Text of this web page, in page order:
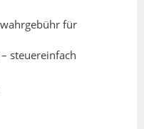
für
steuereinfach